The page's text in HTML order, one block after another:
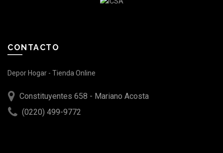
CONTACTO
Depor Hogar - Tienda Online
Constituyentes 658 - Mariano Acosta
(0220) 499-9772